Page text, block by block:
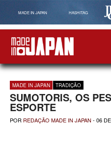
MADE IN JAPAN HASHITAG
MADE IN JAPAN TRADIÇÃO
SUMOTORIS, OS
ESPORTE
POR REDAÇÃO MADE IN JAPAN - 06